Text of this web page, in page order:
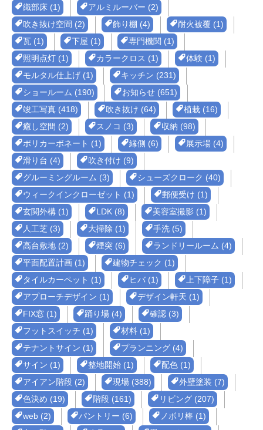
織部床 (1)
アルミルーバー (2)
吹き抜け空間 (2)
飾り棚 (4)
耐火被覆 (1)
瓦 (1)
下屋 (1)
専門機関 (1)
照明点灯 (1)
カラークロス (1)
体験 (1)
モルタル仕上げ (1)
キッチン (231)
ショールーム (190)
お知らせ (651)
竣工写真 (418)
吹き抜け (64)
植栽 (16)
癒し空間 (2)
スノコ (3)
収納 (98)
ポリカーボネート (1)
縁側 (6)
展示場 (4)
滑り台 (4)
吹き付け (9)
グルーミングルーム (3)
シューズクローク (40)
ウィークインクローゼット (1)
郵便受け (1)
玄関外構 (1)
LDK (8)
美容室撮影 (1)
人工芝 (3)
大掃除 (1)
手洗 (5)
高台敷地 (2)
煙突 (6)
ランドリールーム (4)
平面配置計画 (1)
建物チェック (1)
タイルカーペット (1)
ヒバ (1)
上下障子 (1)
アプローチデザイン (1)
デザイン軒天 (1)
FIX窓 (1)
踊り場 (4)
確認 (3)
フットスイッチ (1)
材料 (1)
テナントサイン (1)
プランニング (4)
サイン (1)
整地開始 (1)
配色 (1)
アイアン階段 (2)
現場 (388)
外壁塗装 (7)
色決め (19)
階段 (161)
リビング (207)
web (2)
パントリー (6)
ノボリ棒 (1)